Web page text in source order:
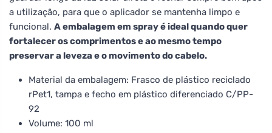
a utilização, para que o aplicador se mantenha limpo e
funcional. A embalagem em spray é ideal quando quer
fortalecer os comprimentos e ao mesmo tempo
preservar a leveza e o movimento do cabelo.
Material da embalagem: Frasco de plástico reciclado
rPet1, tampa e fecho em plástico diferenciado C/PP-
92
Volume: 100 ml